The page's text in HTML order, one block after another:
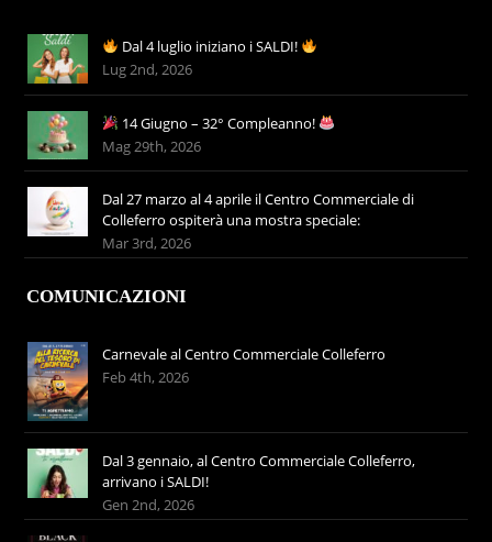
Dal 4 luglio iniziano i SALDI!
Lug 2nd, 2026
14 Giugno – 32° Compleanno!
Mag 29th, 2026
Dal 27 marzo al 4 aprile il Centro Commerciale di
Colleferro ospiterà una mostra speciale:
Mar 3rd, 2026
COMUNICAZIONI
Carnevale al Centro Commerciale Colleferro
Feb 4th, 2026
Dal 3 gennaio, al Centro Commerciale Colleferro,
arrivano i SALDI!
Gen 2nd, 2026